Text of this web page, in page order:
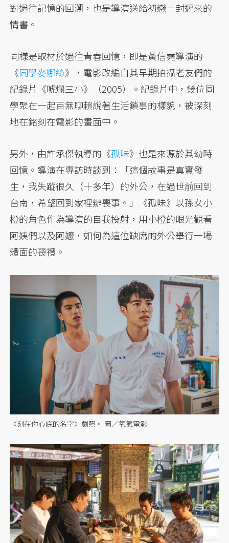
對過往記憶的回溯，也是導演送給初戀一封遲來的
情書。
同樣是取材於過往青春回憶，即是黃信堯導演的
《同學麥娜絲》，電影改編自其早期拍攝老友們的
紀錄片《唬爛三小》（2005）。紀錄片中，幾位同
學聚在一起百無聊賴說著生活鎖事的樣貌，被深刻
地在銘刻在電影的畫面中。
另外，由許承傑執導的《孤味》也是來源於其幼時
回憶。導演在專訪時談到：「這個故事是真實發
生，我失蹤很久（十多年）的外公，在過世前回到
台南，希望回到家裡辦喪事。」《孤味》以孫女小
橙的角色作為導演的自我投射，用小橙的眼光觀看
阿姨們以及阿嬤，如何為這位缺席的外公舉行一場
體面的喪禮。
《刻在你心底的名字》劇照。 圖／氧氣電影